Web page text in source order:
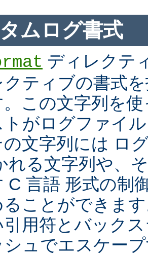
ムログ書式
ディレクテ
クティブの書式
この文字列を
トがログファイ
文字列には ロ
れる文字列や、
C 言語 形式の制
ることができま
用符とバック
シュでエスケー